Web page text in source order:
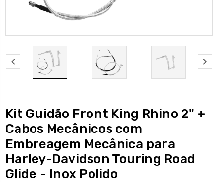
Kit Guidão Front King Rhino 2" +
Cabos Mecânicos com
Embreagem Mecânica para
Harley-Davidson Touring Road
Glide - Inox Polido